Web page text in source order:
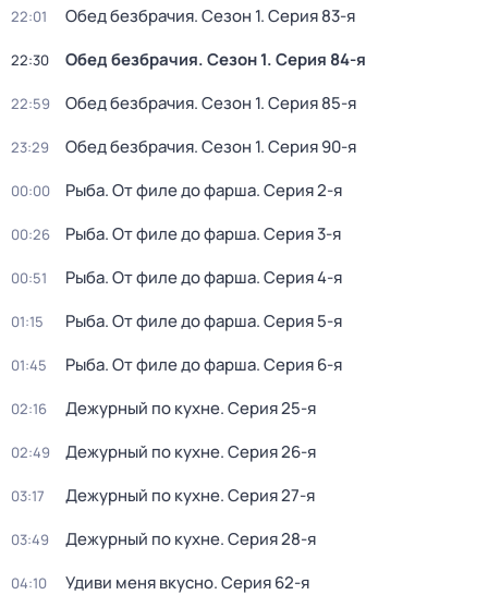
22:01 Обед безбрачия. Сезон 1. Серия 83-я
22:30 Обед безбрачия. Сезон 1. Серия 84-я
22:59 Обед безбрачия. Сезон 1. Серия 85-я
23:29 Обед безбрачия. Сезон 1. Серия 90-я
00:00 Рыба. От филе до фарша. Серия 2-я
00:26 Рыба. От филе до фарша. Серия 3-я
00:51 Рыба. От филе до фарша. Серия 4-я
01:15 Рыба. От филе до фарша. Серия 5-я
01:45 Рыба. От филе до фарша. Серия 6-я
02:16 Дежурный по кухне. Серия 25-я
02:49 Дежурный по кухне. Серия 26-я
03:17 Дежурный по кухне. Серия 27-я
03:49 Дежурный по кухне. Серия 28-я
04:10 Удиви меня вкусно. Серия 62-я